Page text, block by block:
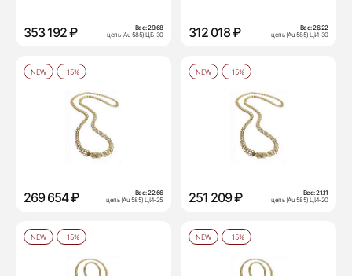
353 192 ₽ Вес:29.68
цепь (Au 585) ЦБ-30
312 018 ₽ Вес:26.22
цепь (Au 585) ЦИ-30
NEW -15%
269 654 ₽ Вес:22.66
цепь (Au 585) ЦИ-25
NEW -15%
251 209 ₽ Вес:21.11
цепь (Au 585) ЦИ-20
NEW -15% NEW -15%